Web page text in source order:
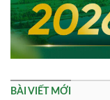
BÀI VIẾT MỚI